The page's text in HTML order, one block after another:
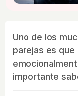
Uno de los
parejas es que
importante